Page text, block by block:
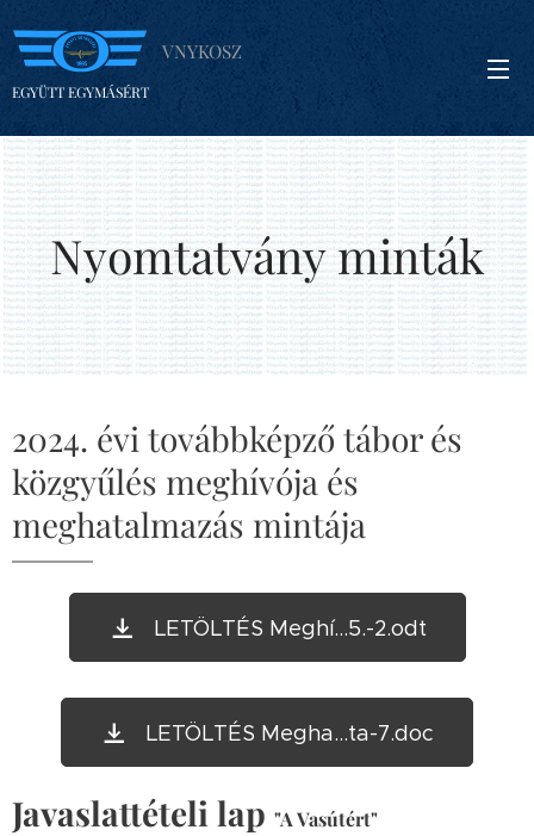
VNYKOSZ
EGYÜTT EGYMÁSÉRT
Nyomtatvány minták
2024. évi továbbképző tábor és
közgyűlés meghívója és
meghatalmazás mintája
LETÖLTÉS Meghí...5.-2.odt
LETÖLTÉS Megha...ta-7.doc
Javaslattételi lap "A Vasútért"